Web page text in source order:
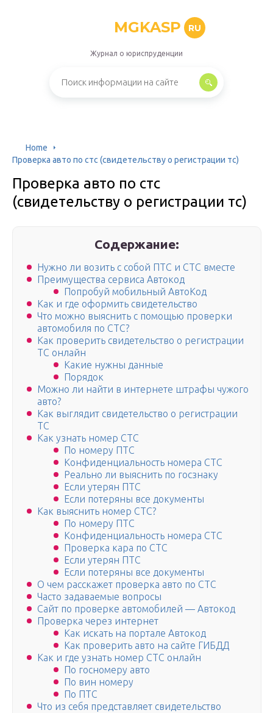
MGKASP RU
Журнал о юриспруденции
Home
Проверка авто по стс (свидетельству о регистрации тс)
Проверка авто по стс
(свидетельству о регистрации тс)
Содержание:
Нужно ли возить с собой ПТС и СТС вместе
Преимущества сервиса Автокод
Попробуй мобильный АвтоКод
Как и где оформить свидетельство
Что можно выяснить с помощью проверки
автомобиля по СТС?
Как проверить свидетельство о регистрации
ТС онлайн
Какие нужны данные
Порядок
Можно ли найти в интернете штрафы чужого
авто?
Как выглядит свидетельство о регистрации
ТС
Как узнать номер СТС
По номеру ПТС
Конфиденциальность номера СТС
Реально ли выяснить по госзнаку
Если утерян ПТС
Если потеряны все документы
Как выяснить номер СТС?
По номеру ПТС
Конфиденциальность номера СТС
Проверка кара по СТС
Если утерян ПТС
Если потеряны все документы
О чем расскажет проверка авто по СТС
Часто задаваемые вопросы
Сайт по проверке автомобилей — Автокод
Проверка через интернет
Как искать на портале Автокод
Как проверить авто на сайте ГИБДД
Как и где узнать номер СТС онлайн
По госномеру авто
По вин номеру
По ПТС
Что из себя представляет свидетельство